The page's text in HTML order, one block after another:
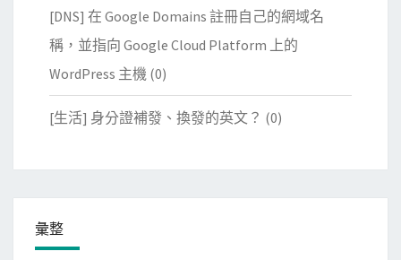
[DNS] 在 Google Domains 註冊自己的網域名
稱，並指向 Google Cloud Platform 上的
WordPress 主機 (0)
[生活] 身分證補發、換發的英文？ (0)
彙整